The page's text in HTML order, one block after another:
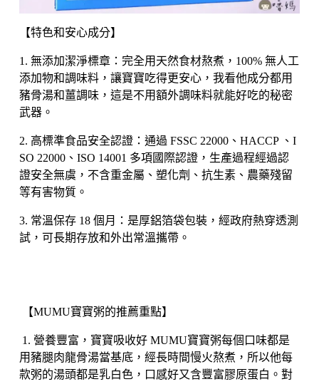
【特色和安心成分】
1. 無添加潔淨標章：完全用天然食材熬煮，100% 無人工
添加物和調味料，讓寶寶吃得更安心，我看他成分都用
豬骨湯和薑調味，這是不用額外調味料就能好吃的秘密
武器。
2. 高標準食品安全認證：通過 FSSC 22000、HACCP 、I
SO 22000、ISO 14001 多項國際認證，生產過程經過認
證安全無虞，不含重金屬、塑化劑、抗生素、農藥殘留
等有害物質。
3. 常溫保存 18 個月：是厚鋁箔袋包裝，經政府熱穿透測
試，可長期存放和外出常溫攜帶。
【MUMU寶寶粥的推薦重點】
1. 營養豐富，寶寶吸收好 MUMU寶寶粥每個口味都是
用豬腿肉龍骨湯當基底，經長時間慢火熬煮，所以他每
款粥的湯頭都是乳白色，口感好又含豐富膠原蛋白。對